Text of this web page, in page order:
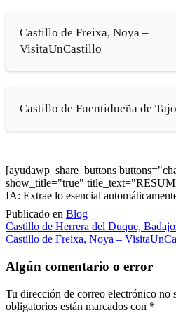
Castillo de Freixa, Noya –
VisitaUnCastillo
Castillo de Fuentidueña de
[ayudawp_share_buttons
show_title="true"
IA: Extrae lo esencial
Publicado en Blog
Navegación
de
entradas
Castillo de Herrera del Duque,
Castillo de Freixa, Noya –
Algún comentario o error
Tu dirección de correo electrónico no
obligatorios están marcados con *